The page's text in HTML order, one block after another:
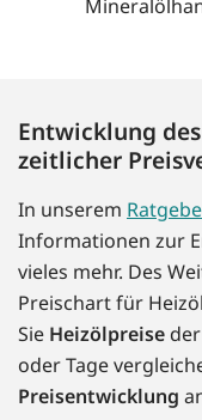
Entwicklung
zeitlicher
In unserem
Informationen zur
vieles mehr. Des
Preischart für
Sie Heizölpreise
oder Tage
Preisentwicklung